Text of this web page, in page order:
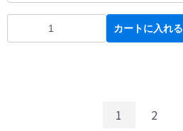
カートに入れる
1 2